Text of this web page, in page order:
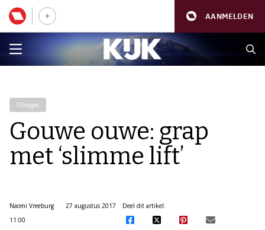
AANMELDEN
Filmpjes
Gouwe ouwe: grap
met ‘slimme lift’
Naomi Vreeburg
27 augustus 2017
11:00
Deel dit artikel: